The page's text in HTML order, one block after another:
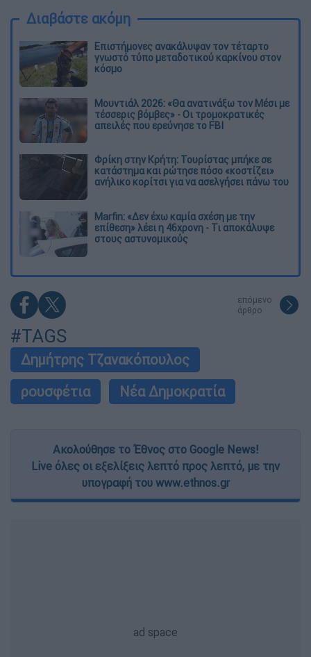
Διαβάστε ακόμη
Επιστήμονες ανακάλυψαν τον τέταρτο
γνωστό τύπο μεταδοτικού καρκίνου στον
κόσμο
Μουντιάλ 2026: «Θα ανατινάξω τον Μέσι με
τέσσερις βόμβες» - Οι τρομοκρατικές
απειλές που ερεύνησε το FBI
Φρίκη στην Κρήτη: Τουρίστας μπήκε σε
κατάστημα και ρώτησε πόσο «κοστίζει»
ανήλικο κορίτσι για να ασελγήσει πάνω του
Marfin: «Δεν έχω καμία σχέση με την
επίθεση» λέει η 46χρονη - Τι αποκάλυψε
στους αστυνομικούς
επόμενο
άρθρο
#TAGS
Δημήτρης Τζανακόπουλος
ρουσφέτια
Νέα Δημοκρατία
Ακολούθησε το Έθνος στο Google News!
Live όλες οι εξελίξεις λεπτό προς λεπτό, με την
υπογραφή του www.ethnos.gr